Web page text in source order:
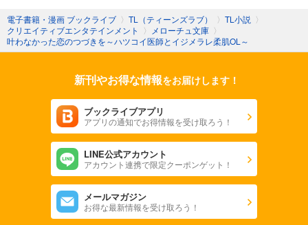
電子書籍・漫画 ブックライブ 〉 TL（ティーンズラブ） 〉 TL小説 〉
クリエイティブエンタテインメント
〉 メローチュ文庫 〉
叶わなかった恋のつづきを～ハツコイ医師とイジメラレ柔肌OL～
新刊やお得な情報をお届けします！
ブックライブアプリ
アプリの通知でお得情報を受け取ろう！
LINE公式アカウント
アカウント連携で限定クーポンゲット！
メールマガジン
お得な最新情報を受け取ろう！